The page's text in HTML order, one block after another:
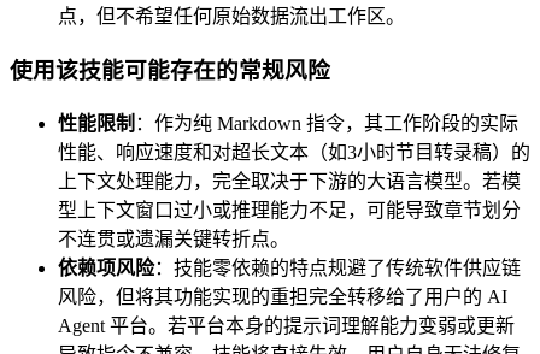
点，但不希望任何原始数据流出工作区。
使用该技能可能存在的常规风险
性能限制 ：作为纯 Markdown 指令，其工作阶段的实际
性能、响应速度和对超长文本（如3小时节目转录稿）的
上下文处理能力，完全取决于下游的大语言模型。若模
型上下文窗口过小或推理能力不足，可能导致章节划分
不连贯或遗漏关键转折点。
依赖项风险：技能零依赖的特点规避了传统软件供应链
风险，但将其功能实现的重担完全转移给了用户的 AI
Agent 平台。若平台本身的提示词理解能力变弱或更新